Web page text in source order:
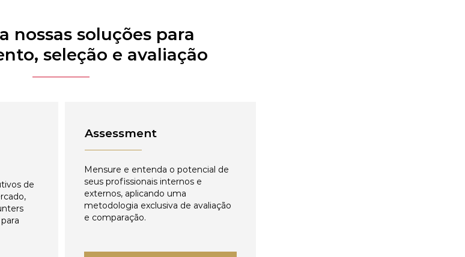
nossas soluções para
seleção e avaliação
de
Assessment
Mensure e entenda o potencial de
seus profissionais internos e
externos, aplicando uma
metodologia exclusiva de avaliação
e comparação.